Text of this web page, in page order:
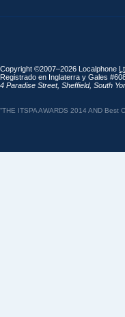
Copyright ©2007–2026 Localphone
Registrado en Inglaterra y Gales
4 Paradise Street, Sheffield, South
“THE ITSPA AWARDS 2014 AND